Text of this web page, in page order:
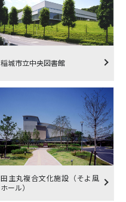
稲城市立中央図書館
田主丸複合文化施設（そよ風
ホール）